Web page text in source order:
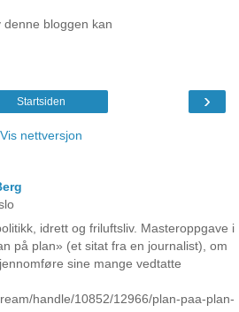
bloggen kan
›
Startsiden
Vis nettversjon
idrett og friluftsliv. Masteroppgave i
på plan» (et sitat fra en journalist), om
sine mange vedtatte
handle/10852/12966/plan-paa-plan-